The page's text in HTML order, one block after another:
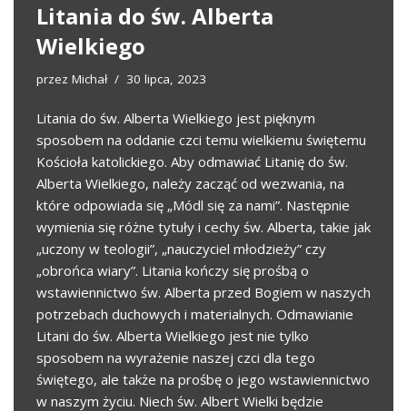
Litania do św. Alberta
Wielkiego
przez Michał 30 lipca, 2023
Litania do św. Alberta Wielkiego jest pięknym
sposobem na oddanie czci temu wielkiemu świętemu
Kościoła katolickiego. Aby odmawiać Litanię do św.
Alberta Wielkiego, należy zacząć od wezwania, na
które odpowiada się „Módl się za nami”. Następnie
wymienia się różne tytuły i cechy św. Alberta, takie jak
„uczony w teologii”, „nauczyciel młodzieży” czy
„obrońca wiary”. Litania kończy się prośbą o
wstawiennictwo św. Alberta przed Bogiem w naszych
potrzebach duchowych i materialnych. Odmawianie
Litani do św. Alberta Wielkiego jest nie tylko
sposobem na wyrażenie naszej czci dla tego
świętego, ale także na prośbę o jego wstawiennictwo
w naszym życiu. Niech św. Albert Wielki będzie